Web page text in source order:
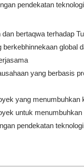
pendekatan
bertaqwa terhadap
global
yang berbasis
yang menumbuhkan
untuk menumbuhkan
pendekatan